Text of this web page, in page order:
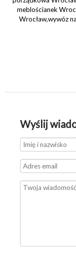
meblościanek
Wrocław,wywóz
Wyślij